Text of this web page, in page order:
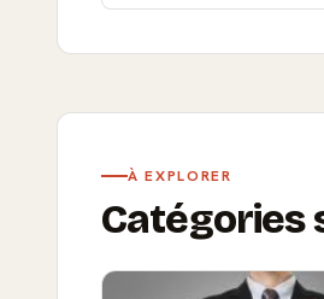
À EXPLORER
Catégories